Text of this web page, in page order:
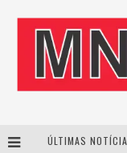
ÚLTIMAS